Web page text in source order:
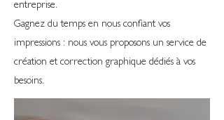
entreprise.
Gagnez du temps en nous confiant vos
impressions : nous vous proposons un service de
création et correction graphique dédiés à vos
besoins.